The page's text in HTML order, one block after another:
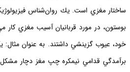
ساختار مغزي است. يك روان‌شناس
بوستون، در مورد قربانيان آسيب مغزي
خود، عيوب گزينشي داشتند. به عنوان مثال:
برآمدگي قدامي نيمكره چپ مغز دچار مشكل